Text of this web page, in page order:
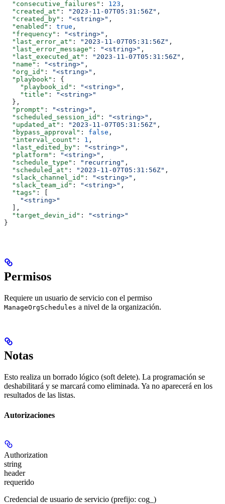
  "consecutive_failures"
: 123 ,
  "created_at"
: "2023-11-07T05:31:56Z" ,
  "created_by"
: "<string>" ,
  "enabled"
: true ,
  "frequency"
: "<string>" ,
  "last_error_at"
: "2023-11-07T05:31:56Z" ,
  "last_error_message"
: "<string>" ,
  "last_executed_at"
: "2023-11-07T05:31:56Z" ,
  "name"
: "<string>" ,
  "org_id"
: "<string>" ,
  "playbook"
: {
    "playbook_id"
: "<string>" ,
    "title"
:
"<string>"
  },
  "prompt"
: "<string>" ,
  "scheduled_session_id"
: "<string>" ,
  "updated_at"
: "2023-11-07T05:31:56Z" ,
  "bypass_approval"
: false ,
  "interval_count"
: 1 ,
  "last_edited_by"
: "<string>" ,
  "platform"
: "<string>" ,
  "schedule_type"
: "recurring" ,
  "scheduled_at"
: "2023-11-07T05:31:56Z" ,
  "slack_channel_id"
: "<string>" ,
  "slack_team_id"
: "<string>" ,
  "tags"
: [
    "<string>"
  ],
  "target_devin_id"
:
"<string>"
}
Permisos
Requiere un usuario de servicio con el permiso
ManageOrgSchedules a nivel de la organización.
Notas
Esto realiza un borrado lógico (soft delete). La programación se
deshabilitará y se marcará como eliminada. Ya no aparecerá en los
resultados de las listas.
Autorizaciones
Authorization
string
header
requerido
Credencial de usuario de servicio (prefijo: cog_)